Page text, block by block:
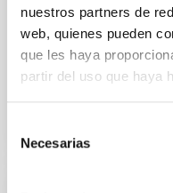
nuestros partners de
web, quienes pueden
que les haya
partir del uso que haya
Necesarias
Almudena Prieto
En ejecución